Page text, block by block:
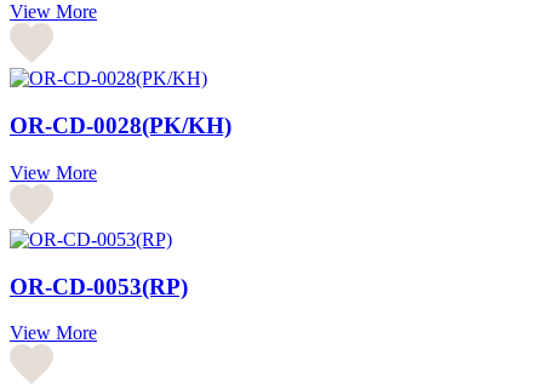
View More
OR-CD-0028(PK/KH)
View More
OR-CD-0053(RP)
View More